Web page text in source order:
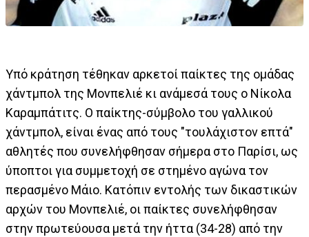
Υπό κράτηση τέθηκαν αρκετοί παίκτες της ομάδας
χάντμπολ της Μονπελιέ κι ανάμεσά τους ο Νίκολα
Καραμπάτιτς. Ο παίκτης-σύμβολο του γαλλικού
χάντμπολ, είναι ένας από τους "τουλάχιστον επτά"
αθλητές που συνελήφθησαν σήμερα στο Παρίσι, ως
ύποπτοι για συμμετοχή σε στημένο αγώνα τον
περασμένο Μάιο. Κατόπιν εντολής των δικαστικών
αρχών του Μονπελιέ, οι παίκτες συνελήφθησαν
στην πρωτεύουσα μετά την ήττα (34-28) από την